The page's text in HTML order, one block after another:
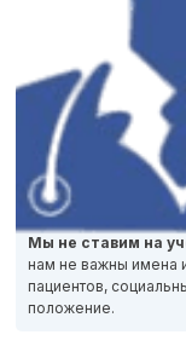
Мы не ставим на
нам не важны имена
пациентов,
положение.